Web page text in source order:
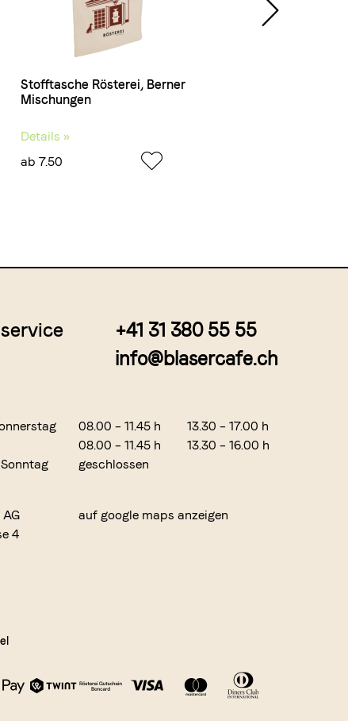
Stofftasche Rösterei, Berner
Mischungen
Details »
ab 7.50
+41 31 380 55 55
info@blasercafe.ch
08.00 – 11.45 h
13.30 – 17.00 h
08.00 – 11.45 h
13.30 – 16.00 h
geschlossen
4
auf google maps anzeigen